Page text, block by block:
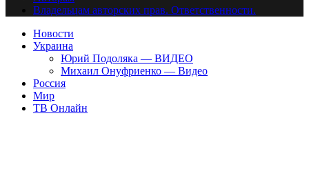
Владельцам авторских прав. Ответственности.
Новости
Украина
Юрий Подоляка — ВИДЕО
Михаил Онуфриенко — Видео
Россия
Мир
ТВ Онлайн